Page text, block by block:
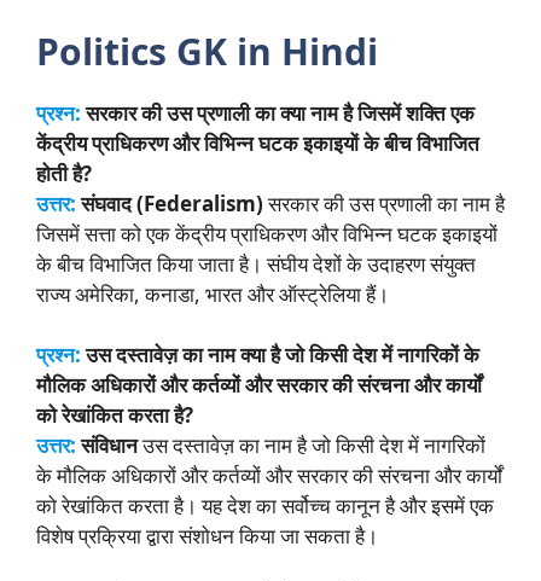
Politics GK in Hindi
प्रश्न:सरकार की उस प्रणाली का क्या नाम है जिसमें शक्ति एक
केंद्रीय प्राधिकरण और विभिन्न घटक इकाइयों के बीच विभाजित
होती है?
उत्तर: संघवाद (Federalism)सरकार की उस प्रणाली का नाम है
जिसमें सत्ता को एक केंद्रीय प्राधिकरण और विभिन्न घटक इकाइयों
के बीच विभाजित किया जाता है। संघीय देशों के उदाहरण संयुक्त
राज्य अमेरिका, कनाडा, भारत और ऑस्ट्रेलिया हैं।
प्रश्न:उस दस्तावेज़ का नाम क्या है जो किसी देश में नागरिकों के
मौलिक अधिकारों और कर्तव्यों और सरकार की संरचना और कार्यों
को रेखांकित करता है?
उत्तर: संविधानउस दस्तावेज़ का नाम है जो किसी देश में नागरिकों
के मौलिक अधिकारों और कर्तव्यों और सरकार की संरचना और कार्यों
को रेखांकित करता है। यह देश का सर्वोच्च कानून है और इसमें एक
विशेष प्रक्रिया द्वारा संशोधन किया जा सकता है।